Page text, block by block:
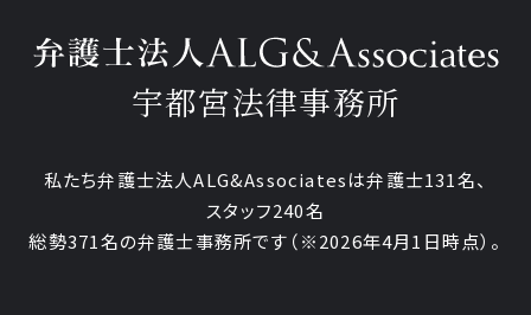
宇都宮法律事務所
私たち弁護士法人ALG&Associatesは弁護士131名、
スタッフ240名
総勢371名の弁護士事務所です （※2026年4月1日時点）。